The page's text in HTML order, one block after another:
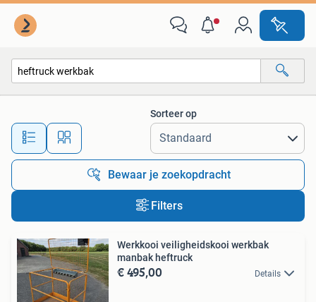
Alle afstanden…
Sorteer op
Bewaar je zoekopdracht
Filters
Werkkooi veiligheidskooi werkbak
manbak heftruck
€ 495,00 Details